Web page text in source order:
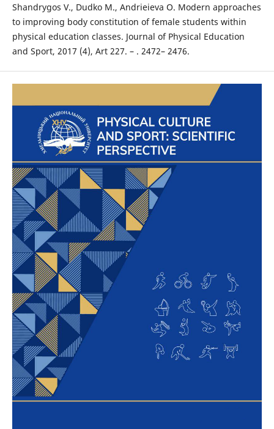
Shandrygos V., Dudko M., Andrieieva O. Modern approaches
to improving body constitution of female students within
physical education classes. Journal of Physical Education
and Sport, 2017 (4), Art 227. – . 2472– 2476.